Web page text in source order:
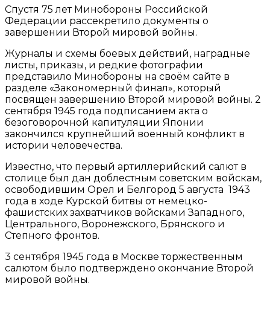
Спустя 75 лет Минобороны Российской
Федерации рассекретило документы о
завершении Второй мировой войны.
Журналы и схемы боевых действий, наградные
листы, приказы, и редкие фотографии
представило Минобороны на своём сайте в
разделе «Закономерный финал», который
посвящен завершению Второй мировой войны. 2
сентября 1945 года подписанием акта о
безоговорочной капитуляции Японии
закончился крупнейший военный конфликт в
истории человечества.
Известно, что первый артиллерийский салют в
столице был дан доблестным советским войскам,
освободившим Орел и Белгород 5 августа 1943
года в ходе Курской битвы от немецко-
фашистских захватчиков войсками Западного,
Центрального, Воронежского, Брянского и
Степного фронтов.
3 сентября 1945 года в Москве торжественным
салютом было подтверждено окончание Второй
мировой войны.